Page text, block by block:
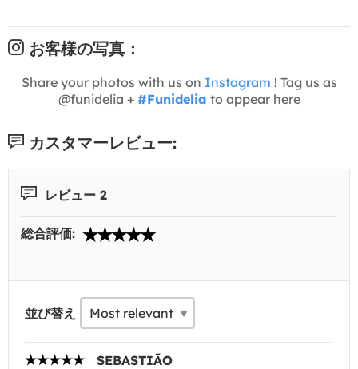
お客様の写真：
Share your photos with us on Instagram ! Tag us as
@funidelia + #Funidelia to appear here
カスタマーレビュー:
レビュー 2
総合評価:
並び替え
SEBASTIÃO